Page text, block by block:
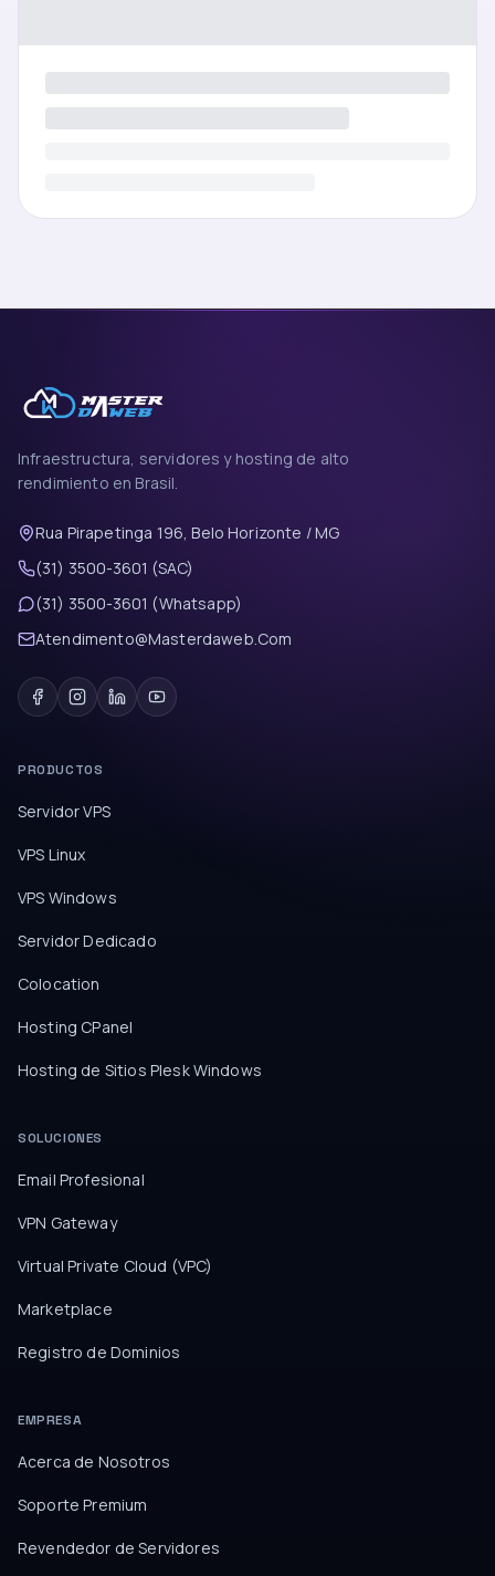
Infraestructura, servidores y hosting de alto
rendimiento en Brasil.
Rua Pirapetinga 196, Belo Horizonte / MG
(31) 3500-3601 (SAC)
(31) 3500-3601 (Whatsapp)
Atendimento@Masterdaweb.Com
PRODUCTOS
Servidor VPS
VPS Linux
VPS Windows
Servidor Dedicado
Colocation
Hosting CPanel
Hosting de Sitios Plesk Windows
SOLUCIONES
Email Profesional
VPN Gateway
Virtual Private Cloud (VPC)
Marketplace
Registro de Dominios
EMPRESA
Acerca de Nosotros
Soporte Premium
Revendedor de Servidores